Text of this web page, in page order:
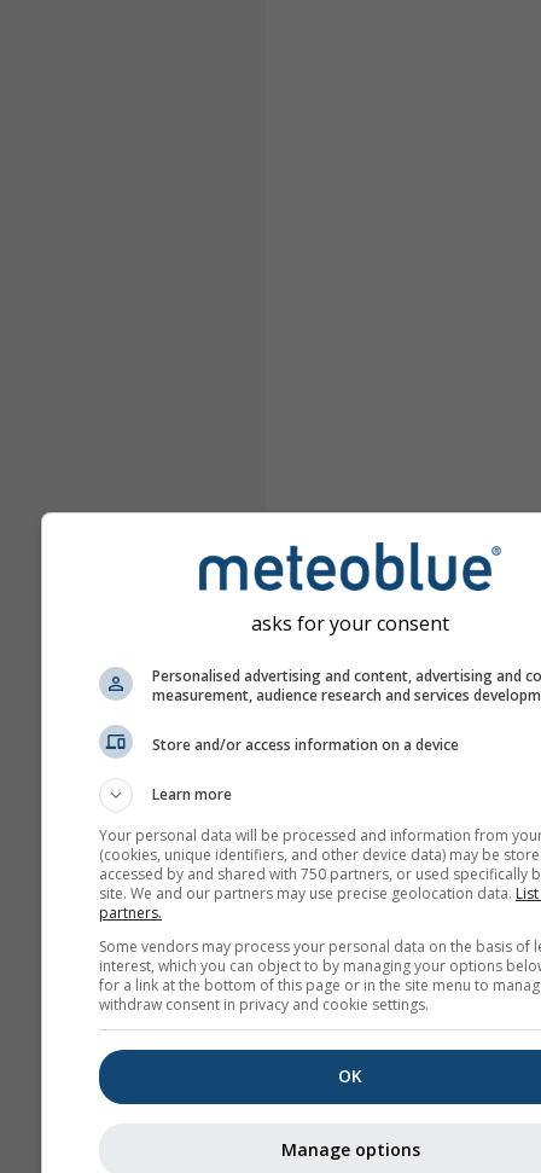
asks for your consent
Personalised advertising and content, advertising and
measurement, audience research and services
Store and/or access information on a device
Learn more
Your personal data will be processed and information from
(cookies, unique identifiers, and other device data) may be
accessed by and shared with 750 partners, or used specifically
site. We and our partners may use precise geolocation data.
partners.
Some vendors may process your personal data on the basis of
interest, which you can object to by managing your options
for a link at the bottom of this page or in the site menu to
withdraw consent in privacy and cookie settings.
OK
Manage options